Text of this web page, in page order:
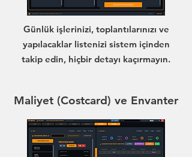
Günlük işlerinizi, toplantılarınızı ve
yapılacaklar listenizi sistem içinden
takip edin, hiçbir detayı kaçırmayın.
Maliyet (Costcard) ve Envanter